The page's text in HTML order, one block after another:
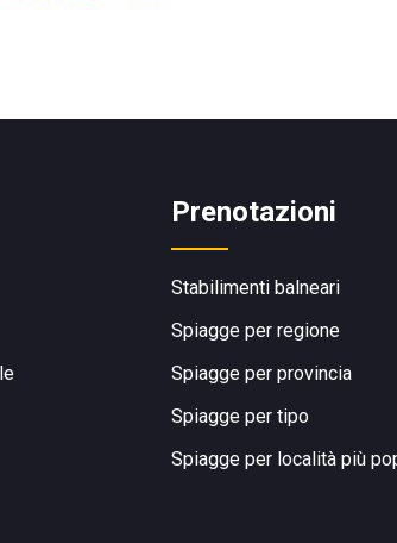
Prenotazioni
Stabilimenti balneari
Spiagge per regione
Spiagge per provincia
Spiagge per tipo
Spiagge per località più